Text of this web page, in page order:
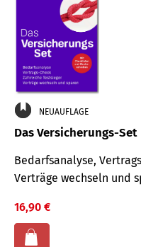
NEUAUFLAGE
Das Versicherungs-Set
Bedarfsanalyse,
Verträge wechseln und
16,90 €